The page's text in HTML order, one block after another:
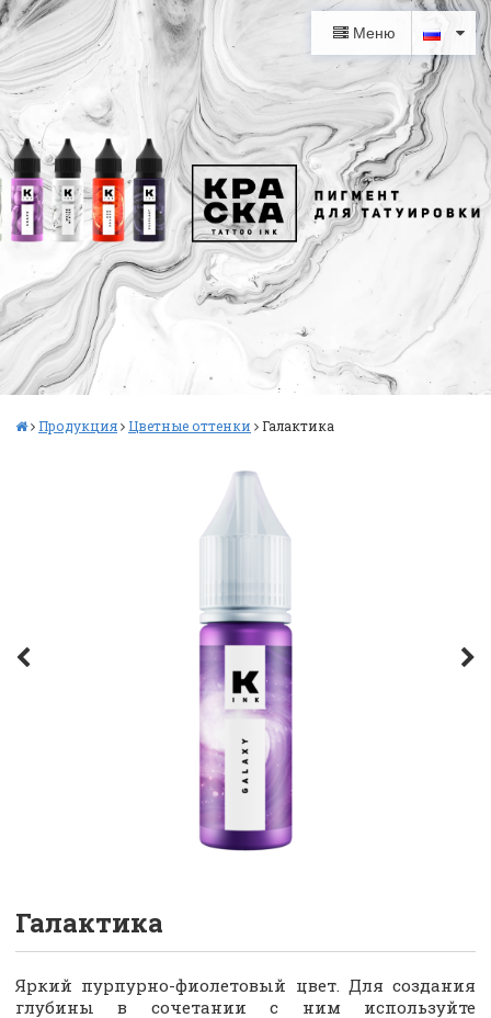
Меню
Продукция Цветные оттенки Галактика
Галактика
Яркий пурпурно-фиолетовый цвет. Для создания
глубины в сочетании с ним используйте